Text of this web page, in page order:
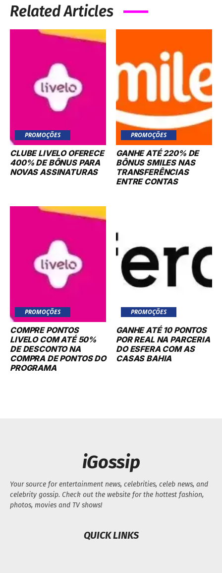
Related Articles
PROMOÇÕES
CLUBE LIVELO OFERECE
400% DE BÔNUS PARA
NOVAS ASSINATURAS
PROMOÇÕES
GANHE ATÉ 220% DE
BÔNUS SMILES NAS
TRANSFERÊNCIAS
ENTRE CONTAS
PROMOÇÕES
COMPRE PONTOS
LIVELO COM ATÉ 50%
DE DESCONTO NA
COMPRA DE PONTOS DO
PROGRAMA
PROMOÇÕES
GANHE ATÉ 10 PONTOS
POR REAL NA PARCERIA
DO ESFERA COM AS
CASAS BAHIA
iGossip
Your source for entertainment news, celebrities, celeb news, and
celebrity gossip. Check out the website for the hottest fashion,
photos, movies and TV shows!
QUICK LINKS